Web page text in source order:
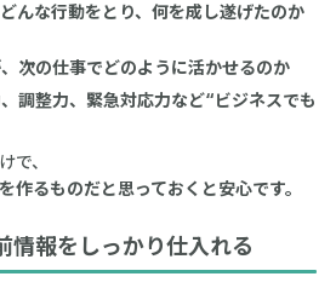
んな行動をとり、何を成し遂げたのか
次の仕事でどのように活かせるのか
調整力、緊急対応力など“ビジネスでも
で、
作るものだと思っておくと安心です。
報をしっかり仕入れる